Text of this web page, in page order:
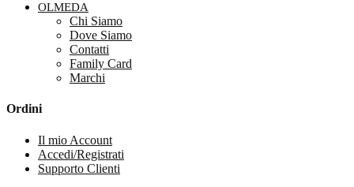
OLMEDA
Chi Siamo
Dove Siamo
Contatti
Family Card
Marchi
Ordini
Il mio Account
Accedi/Registrati
Supporto Clienti